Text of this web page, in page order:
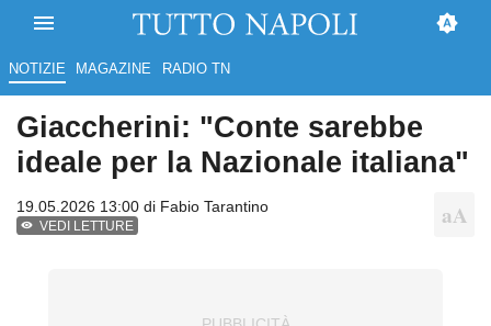
NOTIZIE MAGAZINE RADIO TN
Giaccherini: "Conte sarebbe
ideale per la Nazionale italiana"
19.05.2026 13:00 di Fabio Tarantino
VEDI LETTURE